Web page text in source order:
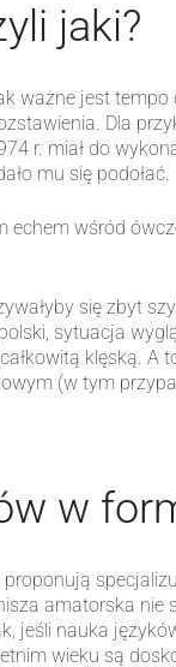
jaki?
ważne jest
Dla
r. miał do
mu się podołać.
echem wśród
się zbyt
sytuacja
klęską. A
(w tym
w
amatorska
jeśli nauka
wieku są